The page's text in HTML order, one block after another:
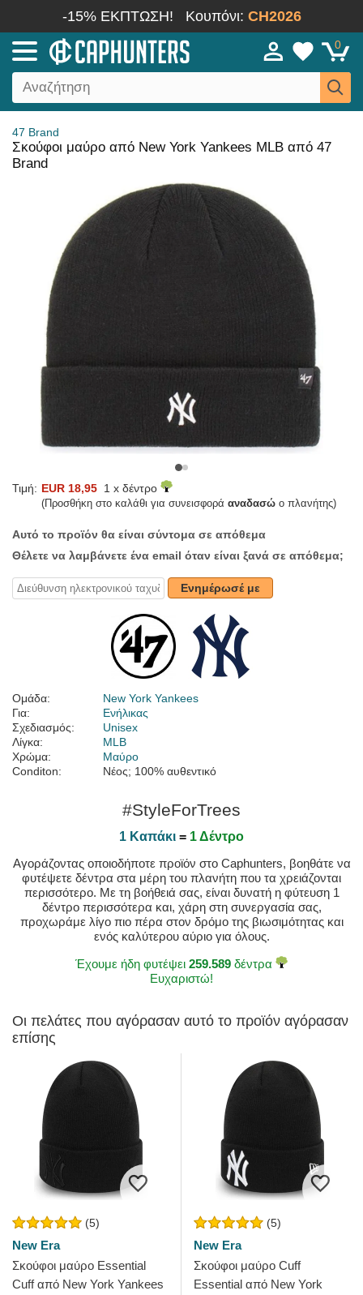
-15% ΕΚΠΤΩΣΗ! Κουπόνι: CH2026
0
47 Brand
Σκούφοι μαύρο από New York Yankees MLB από 47
Brand
Τιμή: EUR 18,95 1 x δέντρο
(Προσθήκη στο καλάθι για συνεισφορά αναδασώ ο πλανήτης)
Αυτό το προϊόν θα είναι σύντομα σε απόθεμα
Θέλετε να λαμβάνετε ένα email όταν είναι ξανά σε απόθεμα;
Ενημέρωσέ με
Ομάδα:
New York Yankees
Για:
Ενήλικας
Σχεδιασμός:
Unisex
Λίγκα:
MLB
Χρώμα:
Μαύρο
Conditon:
Νέος; 100% αυθεντικό
#StyleForTrees
1 Καπάκι = 1 Δέντρο
Αγοράζοντας οποιοδήποτε προϊόν στο Caphunters, βοηθάτε να
φυτέψετε δέντρα στα μέρη του πλανήτη που τα χρειάζονται
περισσότερο. Με τη βοήθειά σας, είναι δυνατή η φύτευση 1
δέντρο περισσότερα και, χάρη στη συνεργασία σας,
προχωράμε λίγο πιο πέρα στον δρόμο της βιωσιμότητας και
ενός καλύτερου αύριο για όλους.
Έχουμε ήδη φυτέψει 259.589 δέντρα
Ευχαριστώ!
Οι πελάτες που αγόρασαν αυτό το προϊόν αγόρασαν
επίσης
(5)
New Era
Σκούφοι μαύρο Essential
Cuff από New York Yankees
(5)
New Era
Σκούφοι μαύρο Cuff
Essential από New York